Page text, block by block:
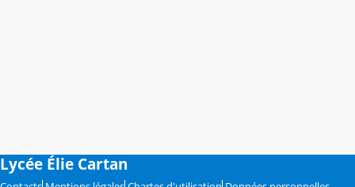
Lycée Élie Cartan